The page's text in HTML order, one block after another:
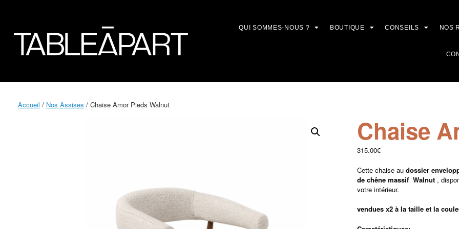
QUI SOMMES-NOUS ? BOUTIQUE CONSEILS NOS
Accueil / Nos Assises / Chaise Amor Pieds Walnut
Chaise
315.00€
Cette chaise audossier
de chêne massif Walnut ,
votre intérieur.
vendues x2 à la taille et la